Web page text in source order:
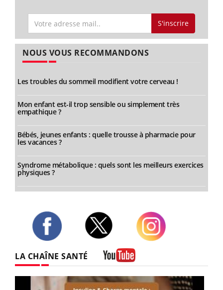
S'inscrire
NOUS VOUS RECOMMANDONS
Les troubles du sommeil modifient votre cerveau !
Mon enfant est-il trop sensible ou simplement très
empathique ?
Bébés, jeunes enfants : quelle trousse à pharmacie pour
les vacances ?
Syndrome métabolique : quels sont les meilleurs exercices
physiques ?
LA CHAÎNE SANTÉ